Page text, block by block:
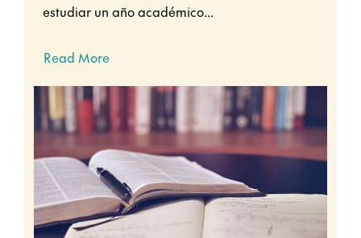
estudiar un año académico...
Read More